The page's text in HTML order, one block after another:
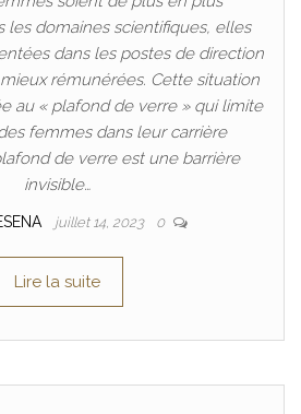
les domaines scientifiques, elles
dans les postes de direction
rémunérées. Cette situation
au « plafond de verre » qui limite
femmes dans leur carrière
de verre est une barrière
invisible…
juillet 14, 2023 0
Lire la suite